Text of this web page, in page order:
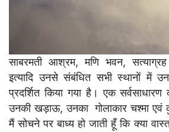
साबरमती आश्रम, मणि भवन,
इत्यादि उनसे संबंधित सभी स्थानों में
प्रदर्शित किया गया है। एक
उनकी खड़ाऊ, उनका गोलाकार चश्मा
मैं सोचने पर बाध्य हो जाती हूँ कि क्या